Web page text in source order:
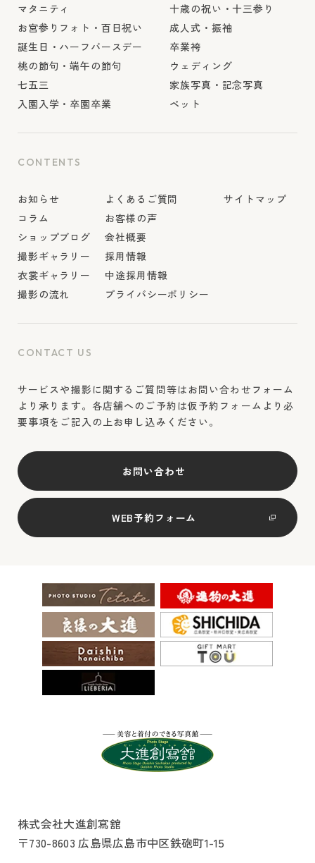
マタニティ
お宮参りフォト・百日祝い
誕生日・ハーフバースデー
桃の節句・端午の節句
七五三
入園入学・卒園卒業
十歳の祝い・十三参り
成人式・振袖
卒業袴
ウェディング
家族写真・記念写真
ペット
CONTENTS
お知らせ
コラム
ショップブログ
撮影ギャラリー
衣裳ギャラリー
撮影の流れ
よくあるご質問
お客様の声
会社概要
採用情報
中途採用情報
プライバシーポリシー
サイトマップ
CONTACT US
サービスや撮影に関するご質問等はお問い合わせフォーム
より承ります。各店舗へのご予約は仮予約フォームより必
要事項をご記入の上お申し込みください。
お問い合わせ
WEB予約フォーム
株式会社大進創寫舘
〒730-8603 広島県広島市中区鉄砲町1-15